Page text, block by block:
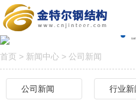
首页 > 新闻中心 > 公司新闻
公司新闻 行业新